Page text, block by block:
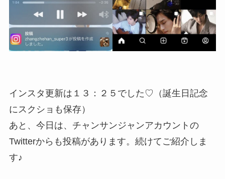
インスタ更新は１３：２５でした♡（誕生日記念
にスクショも保存）
あと、今日は、チャンサンジャンアカウントの
Twitterからも投稿があります。続けてご紹介しま
す♪